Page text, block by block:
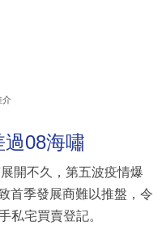
介
08海嘯
開不久，第五波疫情爆
首季發展商難以推盤，令
私宅買賣登記。